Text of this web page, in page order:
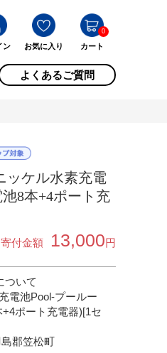
ン お気に入り カート
0
よくあるご質問
ッケル水素充電
8本+4ポート充
寄付金額 13,000円
ついて
電池Pool-プールー
ポート充電器)[1セ
郡笠松町